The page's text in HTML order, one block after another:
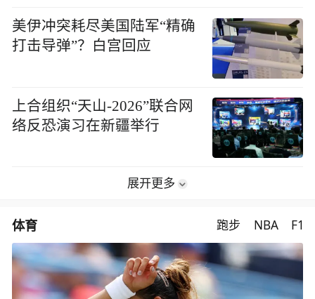
美伊冲突耗尽美国陆军“精确
打击导弹”？白宫回应
上合组织“天山-2026”联合网
络反恐演习在新疆举行
展开更多
体育 跑步 NBA F1